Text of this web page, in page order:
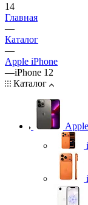
14
Главная
—
Каталог
—
Apple iPhone
—iPhone 12
Каталог